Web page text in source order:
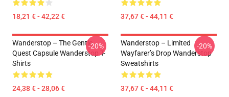
18,21 € - 42,22 € 37,67 € - 44,11 €
Wanderstop – The Gentle
Quest Capsule Wanderstop T-
Shirts
24,38 € - 28,06 €
-20%
Wanderstop – Limited
Wayfarer’s Drop Wanderstop
Sweatshirts
37,67 € - 44,11 €
-20%